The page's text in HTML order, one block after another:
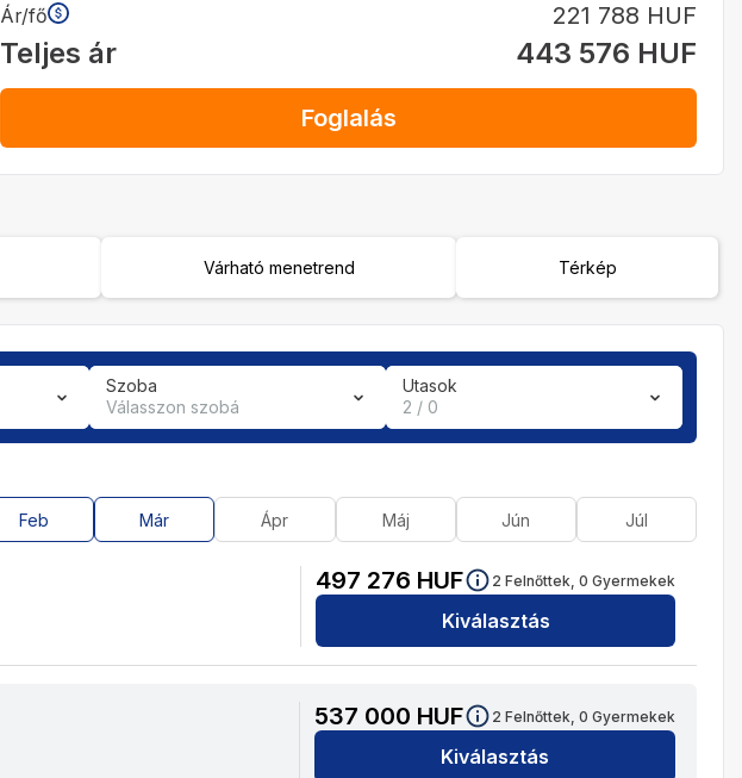
Ár/fő 221 788 HUF
Teljes ár 443 576 HUF
Foglalás
Várható menetrend Térkép
Szoba
Válasszon szobá
Utasok
2 / 0
Feb Már Ápr Máj Jún Júl
497 276 HUF 2 Felnőttek, 0 Gyermekek
Kiválasztás
537 000 HUF 2 Felnőttek, 0 Gyermekek
Kiválasztás